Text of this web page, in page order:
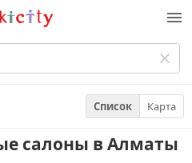
Викисити
Список Карта
салоны в Алматы